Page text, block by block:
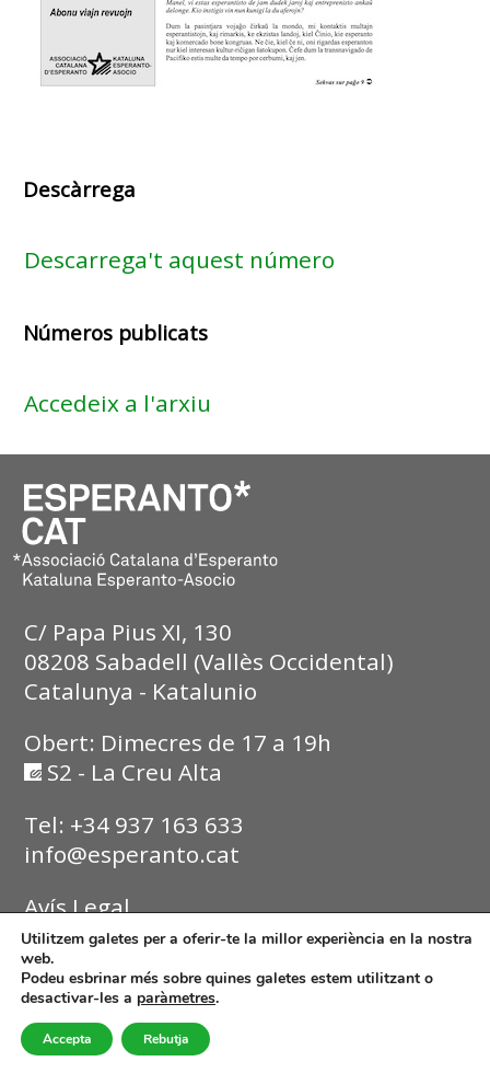
Descàrrega
Descarrega't aquest número
Números publicats
Accedeix a l'arxiu
C/ Papa Pius XI, 130
08208 Sabadell (Vallès Occidental)
Catalunya - Katalunio
Obert: Dimecres de 17 a 19h
S2 - La Creu Alta
Tel: +34 937 163 633
info@esperanto.cat
Avís Legal
Política de Privadesa
Política de Cookies
Utilitzem galetes per a oferir-te la millor experiència en la nostra
web.
Podeu esbrinar més sobre quines galetes estem utilitzant o
desactivar-les a paràmetres.
Accepta Rebutja